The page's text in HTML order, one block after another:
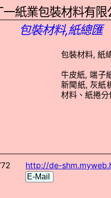
一紙業包裝材料有限
包裝材料,紙總匯
包裝材料, 紙
牛皮紙, 端子
新聞紙, 灰紙
材料、紙捲
http://de-